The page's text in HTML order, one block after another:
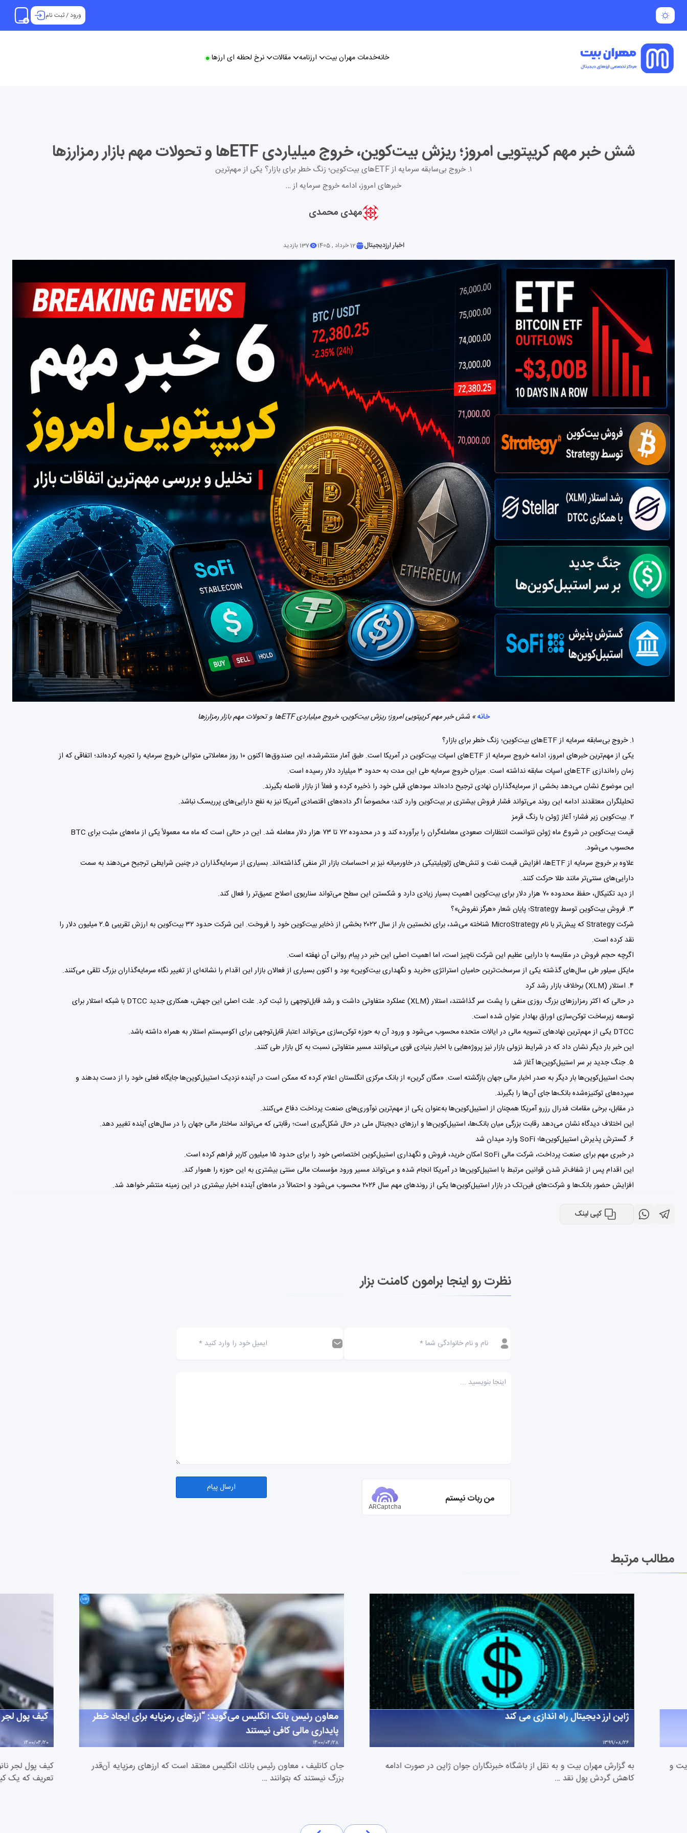
ورود/ثبت نام
خانهخدمات مهران بیت ارزنامه مقالات نرخ لحظه ای ارزها
شش خبر مهم کریپتویی امروز؛ ریزش بیت‌کوین، خروج میلیاردی ETFها و تحولات مهم بازار رمزارزها
۱. خروج بی‌سابقه سرمایه از ETFهای بیت‌کوین؛ زنگ خطر برای بازار؟ یکی از مهم‌ترین
خبرهای امروز، ادامه خروج سرمایه از …
مهدی محمدی
اخبار ارزدیجیتال 12 خرداد , 1405 137 بازدید
خانه»شش خبر مهم کریپتویی امروز؛ ریزش بیت‌کوین، خروج میلیاردی ETFها و تحولات مهم بازار رمزارزها
۱. خروج بی‌سابقه سرمایه از ETFهای بیت‌کوین؛ زنگ خطر برای بازار؟
یکی از مهم‌ترین خبرهای امروز، ادامه خروج سرمایه از ETFهای اسپات بیت‌کوین در آمریکا است. طبق آمار منتشرشده، این صندوق‌ها اکنون ۱۰ روز معاملاتی متوالی خروج سرمایه را تجربه کرده‌اند؛ اتفاقی که از
زمان راه‌اندازی ETFهای اسپات سابقه نداشته است. میزان خروج سرمایه طی این مدت به حدود ۳ میلیارد دلار رسیده است.
این موضوع نشان می‌دهد بخشی از سرمایه‌گذاران نهادی ترجیح داده‌اند سودهای قبلی خود را ذخیره کرده و فعلاً از بازار فاصله بگیرند.
تحلیلگران معتقدند ادامه این روند می‌تواند فشار فروش بیشتری بر بیت‌کوین وارد کند؛ مخصوصاً اگر داده‌های اقتصادی آمریکا نیز به نفع دارایی‌های پرریسک نباشد.
۲. بیت‌کوین زیر فشار؛ آغاز ژوئن با رنگ قرمز
قیمت بیت‌کوین در شروع ماه ژوئن نتوانست انتظارات صعودی معامله‌گران را برآورده کند و در محدوده ۷۲ تا ۷۳ هزار دلار معامله شد. این در حالی است که ماه مه معمولاً یکی از ماه‌های مثبت برای BTC
محسوب می‌شود.
علاوه بر خروج سرمایه از ETFها، افزایش قیمت نفت و تنش‌های ژئوپلیتیکی در خاورمیانه نیز بر احساسات بازار اثر منفی گذاشته‌اند. بسیاری از سرمایه‌گذاران در چنین شرایطی ترجیح می‌دهند به سمت
دارایی‌های سنتی‌تر مانند طلا حرکت کنند.
از دید تکنیکال، حفظ محدوده ۷۰ هزار دلار برای بیت‌کوین اهمیت بسیار زیادی دارد و شکستن این سطح می‌تواند سناریوی اصلاح عمیق‌تر را فعال کند.
۳. فروش بیت‌کوین توسط Strategy؛ پایان شعار «هرگز نفروش»؟
شرکت Strategy که پیش‌تر با نام MicroStrategy شناخته می‌شد، برای نخستین بار از سال ۲۰۲۲ بخشی از ذخایر بیت‌کوین خود را فروخت. این شرکت حدود ۳۲ بیت‌کوین به ارزش تقریبی ۲.۵ میلیون دلار را
نقد کرده است.
اگرچه حجم فروش در مقایسه با دارایی عظیم این شرکت ناچیز است، اما اهمیت اصلی این خبر در پیام روانی آن نهفته است.
مایکل سیلور طی سال‌های گذشته یکی از سرسخت‌ترین حامیان استراتژی «خرید و نگهداری بیت‌کوین» بود و اکنون بسیاری از فعالان بازار این اقدام را نشانه‌ای از تغییر نگاه سرمایه‌گذاران بزرگ تلقی می‌کنند.
۴. استلار (XLM) برخلاف بازار رشد کرد
در حالی که اکثر رمزارزهای بزرگ روزی منفی را پشت سر گذاشتند، استلار (XLM) عملکرد متفاوتی داشت و رشد قابل‌توجهی را ثبت کرد. علت اصلی این جهش، همکاری جدید DTCC با شبکه استلار برای
توسعه زیرساخت توکن‌سازی اوراق بهادار عنوان شده است.
DTCC یکی از مهم‌ترین نهادهای تسویه مالی در ایالات متحده محسوب می‌شود و ورود آن به حوزه توکن‌سازی می‌تواند اعتبار قابل‌توجهی برای اکوسیستم استلار به همراه داشته باشد.
این خبر بار دیگر نشان داد که در شرایط نزولی بازار نیز پروژه‌هایی با اخبار بنیادی قوی می‌توانند مسیر متفاوتی نسبت به کل بازار طی کنند.
۵. جنگ جدید بر سر استیبل‌کوین‌ها آغاز شد
بحث استیبل‌کوین‌ها بار دیگر به صدر اخبار مالی جهان بازگشته است. «مگان گرین» از بانک مرکزی انگلستان اعلام کرده که ممکن است در آینده نزدیک استیبل‌کوین‌ها جایگاه فعلی خود را از دست بدهند و
سپرده‌های توکنیزه‌شده بانک‌ها جای آن‌ها را بگیرند.
در مقابل، برخی مقامات فدرال رزرو آمریکا همچنان از استیبل‌کوین‌ها به‌عنوان یکی از مهم‌ترین نوآوری‌های صنعت پرداخت دفاع می‌کنند.
این اختلاف دیدگاه نشان می‌دهد رقابت بزرگی میان بانک‌ها، استیبل‌کوین‌ها و ارزهای دیجیتال ملی در حال شکل‌گیری است؛ رقابتی که می‌تواند ساختار مالی جهان را در سال‌های آینده تغییر دهد.
۶. گسترش پذیرش استیبل‌کوین‌ها؛ SoFi وارد میدان شد
در خبری مهم برای صنعت پرداخت، شرکت مالی SoFi امکان خرید، فروش و نگهداری استیبل‌کوین اختصاصی خود را برای حدود ۱۵ میلیون کاربر فراهم کرده است.
این اقدام پس از شفاف‌تر شدن قوانین مرتبط با استیبل‌کوین‌ها در آمریکا انجام شده و می‌تواند مسیر ورود مؤسسات مالی سنتی بیشتری به این حوزه را هموار کند.
افزایش حضور بانک‌ها و شرکت‌های فین‌تک در بازار استیبل‌کوین‌ها یکی از روندهای مهم سال ۲۰۲۶ محسوب می‌شود و احتمالاً در ماه‌های آینده اخبار بیشتری در این زمینه منتشر خواهد شد.
کپی لینک
نظرت رو اینجا برامون کامنت بزار
من ربات نیستم
ARCaptcha
مطالب مرتبط
و
ژاپن ارز دیجیتال راه اندازی می کند
1399/08/26
به گزارش مهران بیت و به نقل از باشگاه خبرنگاران جوان ژاپن در صورت ادامه
کاهش گردش پول نقد …
معاون رئیس بانک انگلیس می‌گوید: “ارزهای رمزپایه برای ایجاد خطر
پایداری مالی کافی نیستند
1400/04/28
جان کانلیف ، معاون رئیس بانك انگلیس معتقد است كه ارزهای رمزپایه آ‌‌‌‌‌‌‌‌‌‌‌‌ن‌قدر
بزرگ نیستند كه بتوانند …
کیف پول
1400/04/20
تعریف که یک